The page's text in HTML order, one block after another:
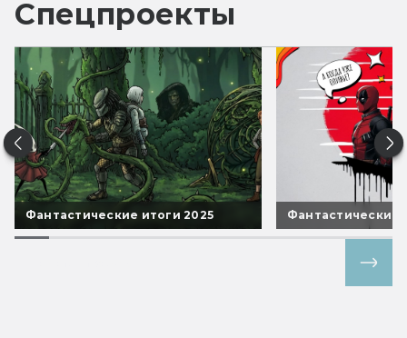
Спецпроекты
Фантастические итоги 2025 Фантастические